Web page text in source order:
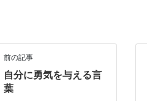
前の記事
自分に勇気を与える言
葉